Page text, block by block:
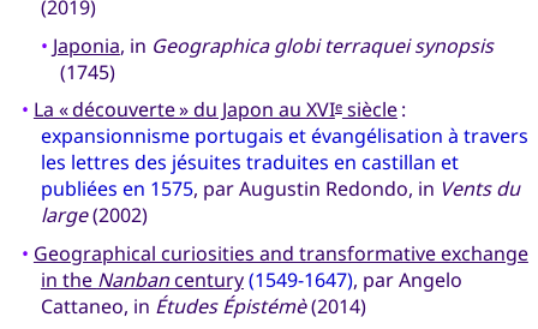
(2019)
• Japonia, in Geographica globi terraquei synopsis
(1745)
• La « découverte » du Japon au XVIesiècle:
expansionnisme portugais et évangélisation à travers
les lettres des jésuites traduites en castillan et
publiées en 1575, par Augustin Redondo, in Vents du
large(2002)
• Geographical curiosities and transformative exchange
in the Nanbancentury(1549-1647), par Angelo
Cattaneo, in Études Épistémè(2014)